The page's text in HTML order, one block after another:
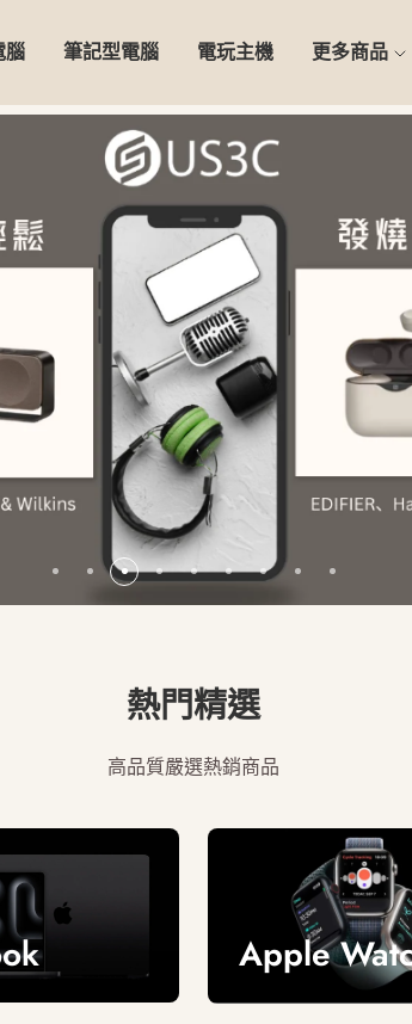
腦 筆記型電腦 電玩主機 更多商品
保固】精選二手
熱門精選
高品質嚴選熱銷商品
Apple